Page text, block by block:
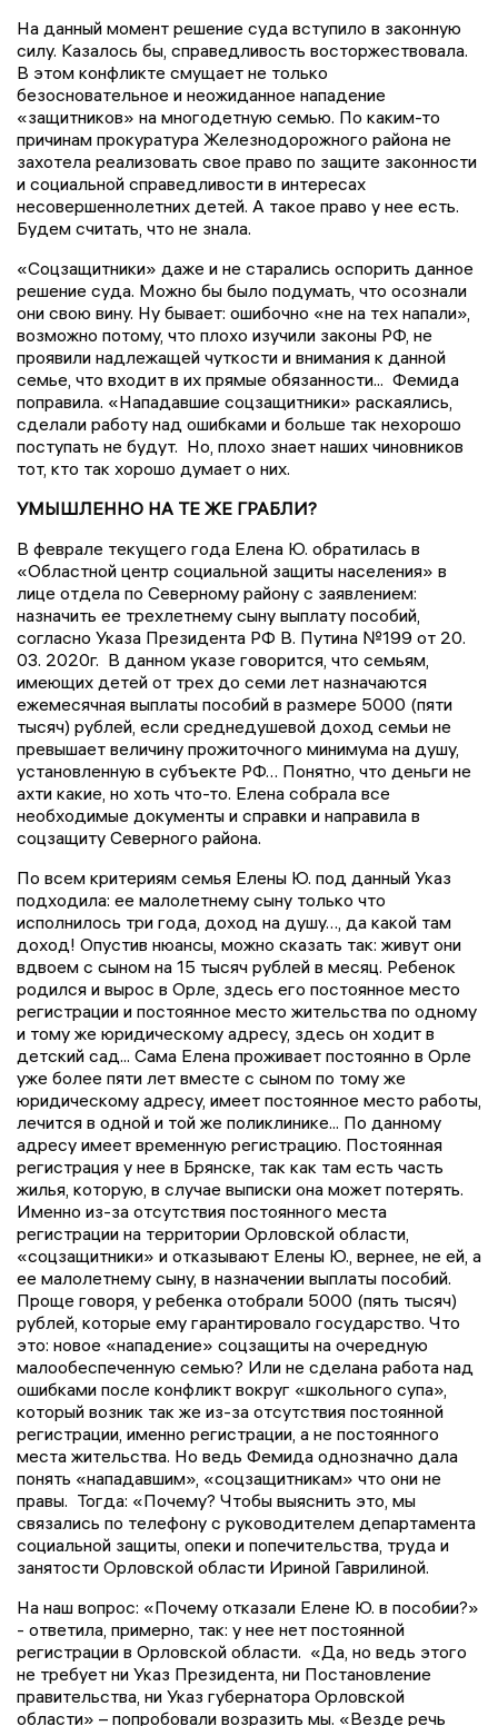
На данный момент решение суда вступило в законную
силу. Казалось бы, справедливость восторжествовала.
В этом конфликте смущает не только
безосновательное и неожиданное нападение
«защитников» на многодетную семью. По каким-то
причинам прокуратура Железнодорожного района не
захотела реализовать свое право по защите законности
и социальной справедливости в интересах
несовершеннолетних детей. А такое право у нее есть.
Будем считать, что не знала.
«Соцзащитники» даже и не старались оспорить данное
решение суда. Можно бы было подумать, что осознали
они свою вину. Ну бывает: ошибочно «не на тех напали»,
возможно потому, что плохо изучили законы РФ, не
проявили надлежащей чуткости и внимания к данной
семье, что входит в их прямые обязанности... Фемида
поправила. «Нападавшие соцзащитники» раскаялись,
сделали работу над ошибками и больше так нехорошо
поступать не будут. Но, плохо знает наших чиновников
тот, кто так хорошо думает о них.
УМЫШЛЕННО НА ТЕ ЖЕ ГРАБЛИ?
В феврале текущего года Елена Ю. обратилась в
«Областной центр социальной защиты населения» в
лице отдела по Северному району с заявлением:
назначить ее трехлетнему сыну выплату пособий,
согласно Указа Президента РФ В. Путина №199 от 20.
03. 2020г. В данном указе говорится, что семьям,
имеющих детей от трех до семи лет назначаются
ежемесячная выплаты пособий в размере 5000 (пяти
тысяч) рублей, если среднедушевой доход семьи не
превышает величину прожиточного минимума на душу,
установленную в субъекте РФ… Понятно, что деньги не
ахти какие, но хоть что-то. Елена собрала все
необходимые документы и справки и направила в
соцзащиту Северного района.
По всем критериям семья Елены Ю. под данный Указ
подходила: ее малолетнему сыну только что
исполнилось три года, доход на душу…, да какой там
доход! Опустив нюансы, можно сказать так: живут они
вдвоем с сыном на 15 тысяч рублей в месяц. Ребенок
родился и вырос в Орле, здесь его постоянное место
регистрации и постоянное место жительства по одному
и тому же юридическому адресу, здесь он ходит в
детский сад... Сама Елена проживает постоянно в Орле
уже более пяти лет вместе с сыном по тому же
юридическому адресу, имеет постоянное место работы,
лечится в одной и той же поликлинике... По данному
адресу имеет временную регистрацию. Постоянная
регистрация у нее в Брянске, так как там есть часть
жилья, которую, в случае выписки она может потерять.
Именно из-за отсутствия постоянного места
регистрации на территории Орловской области,
«соцзащитники» и отказывают Елены Ю., вернее, не ей, а
ее малолетнему сыну, в назначении выплаты пособий.
Проще говоря, у ребенка отобрали 5000 (пять тысяч)
рублей, которые ему гарантировало государство. Что
это: новое «нападение» соцзащиты на очередную
малообеспеченную семью? Или не сделана работа над
ошибками после конфликт вокруг «школьного супа»,
который возник так же из-за отсутствия постоянной
регистрации, именно регистрации, а не постоянного
места жительства. Но ведь Фемида однозначно дала
понять «нападавшим», «соцзащитникам» что они не
правы. Тогда: «Почему? Чтобы выяснить это, мы
связались по телефону с руководителем департамента
социальной защиты, опеки и попечительства, труда и
занятости Орловской области Ириной Гаврилиной.
На наш вопрос: «Почему отказали Елене Ю. в пособии?»
- ответила, примерно, так: у нее нет постоянной
регистрации в Орловской области. «Да, но ведь этого
не требует ни Указ Президента, ни Постановление
правительства, ни Указ губернатора Орловской
области» – попробовали возразить мы. «Везде речь